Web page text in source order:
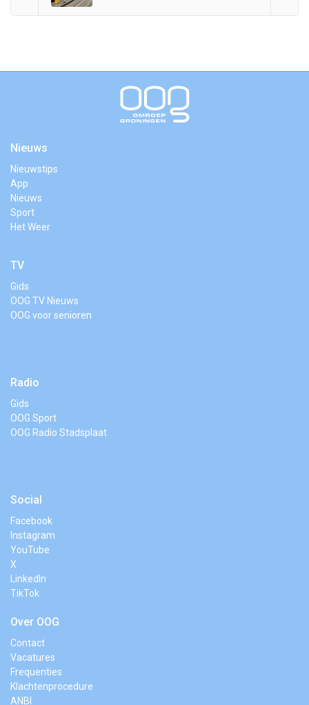
Nieuws
Nieuwstips
App
Nieuws
Sport
Het Weer
TV
Gids
OOG TV Nieuws
OOG voor senioren
Radio
Gids
OOG Sport
OOG Radio Stadsplaat
Social
Facebook
Instagram
YouTube
X
LinkedIn
TikTok
Over OOG
Contact
Vacatures
Frequenties
Klachtenprocedure
ANBI